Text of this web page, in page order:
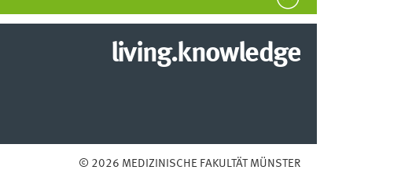
living.knowledge
© 2026 MEDIZINISCHE FAKULTÄT MÜNSTER